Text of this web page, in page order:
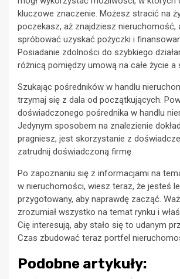
kluczowe znaczenie. Możesz stracić na
poczekasz, aż znajdziesz nieruchomość,
spróbować uzyskać pożyczki i
Posiadanie zdolności do szybkiego
różnicą pomiędzy umową na całe życie
Szukając pośredników w handlu
trzymaj się z dala od początkujących.
doświadczonego pośrednika w handlu
Jedynym sposobem na znalezienie
pragniesz, jest skorzystanie z
zatrudnij doświadczoną firmę.
Po zapoznaniu się z informacjami na
w nieruchomości, wiesz teraz, że jesteś
przygotowany, aby naprawdę zacząć.
zrozumiał wszystko na temat rynku i
Cię interesują, aby stało się to udanym
Czas zbudować teraz portfel
Podobne artykuły: